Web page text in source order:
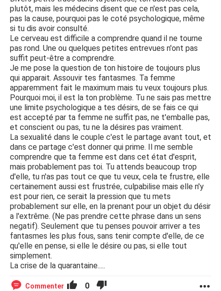
plutôt, mais les médecins disent que ce n'est pas cela,
pas la cause, pourquoi pas le coté psychologique, même
si tu dis avoir consulté.
Le cerveau est difficile a comprendre quand il ne tourne
pas rond. Une ou quelques petites entrevues n'ont pas
suffit peut-être a comprendre.
Je me pose la question de ton histoire de toujours plus
qui apparait. Assouvir tes fantasmes. Ta femme
apparemment fait le maximum mais tu veux toujours plus.
Pourquoi moi, il est la ton problème. Tu ne sais pas mettre
une limite psychologique a tes désirs, de se fais ce qui
est accepté par ta femme ne suffit pas, ne t'emballe pas,
et conscient ou pas, tu ne la désires pas vraiment.
La sexualité dans le couple c'est le partage avant tout, et
dans ce partage c'est donner qui prime. Il me semble
comprendre que ta femme est dans cet état d'esprit,
mais probablement pas toi. Tu attends beaucoup trop
d'elle, tu n'as pas tout ce que tu veux, cela te frustre, elle
certainement aussi est frustrée, culpabilise mais elle n'y
est pour rien, ce serait la pression que tu mets
probablement sur elle, en la prenant pour un objet du désir
a l'extrême. (Ne pas prendre cette phrase dans un sens
negatif). Seulement que tu penses pouvoir arriver a tes
fantasmes les plus fous, sans tenir compte d'elle, de ce
qu'elle en pense, si elle le désire ou pas, si elle tout
simplement.
La crise de la quarantaine.....
Commenter 0